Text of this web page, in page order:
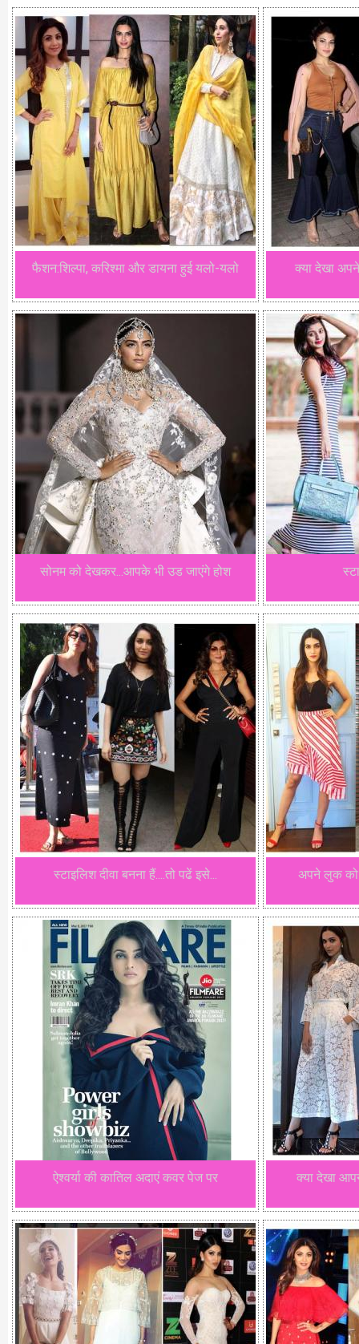
फैशन:शिल्पा, करिश्मा और डायना हुई यलो-यलो क्या देखा
सोनम को देखकर...आपके भी उड जाएंगे होश
स्टाइलिश दीवा बनना हैं....तो पढें इसे... अपने लुक को
ऐश्वर्या की कातिल अदाएं कवर पेज पर क्या देखा